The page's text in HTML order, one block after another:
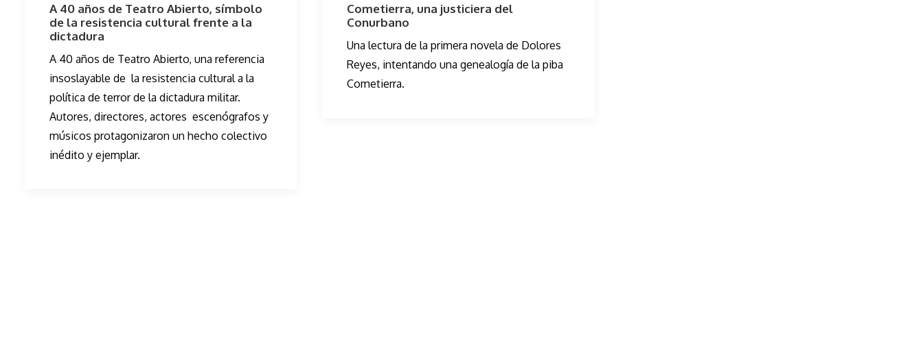
A 40 años de Teatro Abierto, símbolo
de la resistencia cultural frente a la
dictadura
A 40 años de Teatro Abierto, una referencia
insoslayable de la resistencia cultural a la
política de terror de la dictadura militar.
Autores, directores, actores escenógrafos y
músicos protagonizaron un hecho colectivo
inédito y ejemplar.
Cometierra, una justiciera del
Conurbano
Una lectura de la primera novela de Dolores
Reyes, intentando una genealogía de la piba
Cometierra.